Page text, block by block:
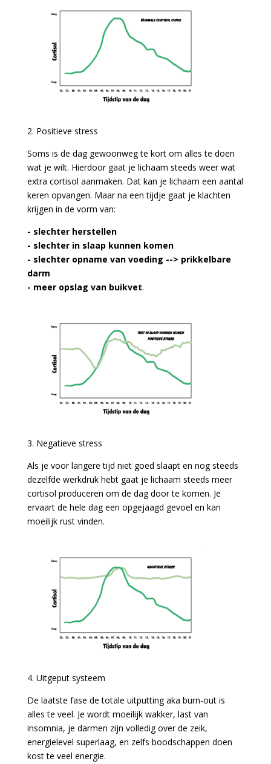
2. Positieve stress
Soms is de dag gewoonweg te kort om alles te doen
wat je wilt. Hierdoor gaat je lichaam steeds weer wat
extra cortisol aanmaken. Dat kan je lichaam een aantal
keren opvangen. Maar na een tijdje gaat je klachten
krijgen in de vorm van:
- slechter herstellen
- slechter in slaap kunnen komen
- slechter opname van voeding --> prikkelbare
darm
- meer opslag van buikvet.
3. Negatieve stress
Als je voor langere tijd niet goed slaapt en nog steeds
dezelfde werkdruk hebt gaat je lichaam steeds meer
cortisol produceren om de dag door te komen. Je
ervaart de hele dag een opgejaagd gevoel en kan
moeilijk rust vinden.
4. Uitgeput systeem
De laatste fase de totale uitputting aka burn-out is
alles te veel. Je wordt moeilijk wakker, last van
insomnia, je darmen zijn volledig over de zeik,
energielevel superlaag, en zelfs boodschappen doen
kost te veel energie.